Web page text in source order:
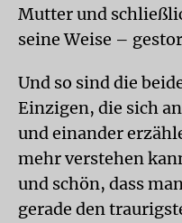
Mutter und
seine Weise –
Und so sind die
Einzigen, die sich
und einander
mehr verstehen
und schön, dass
gerade den